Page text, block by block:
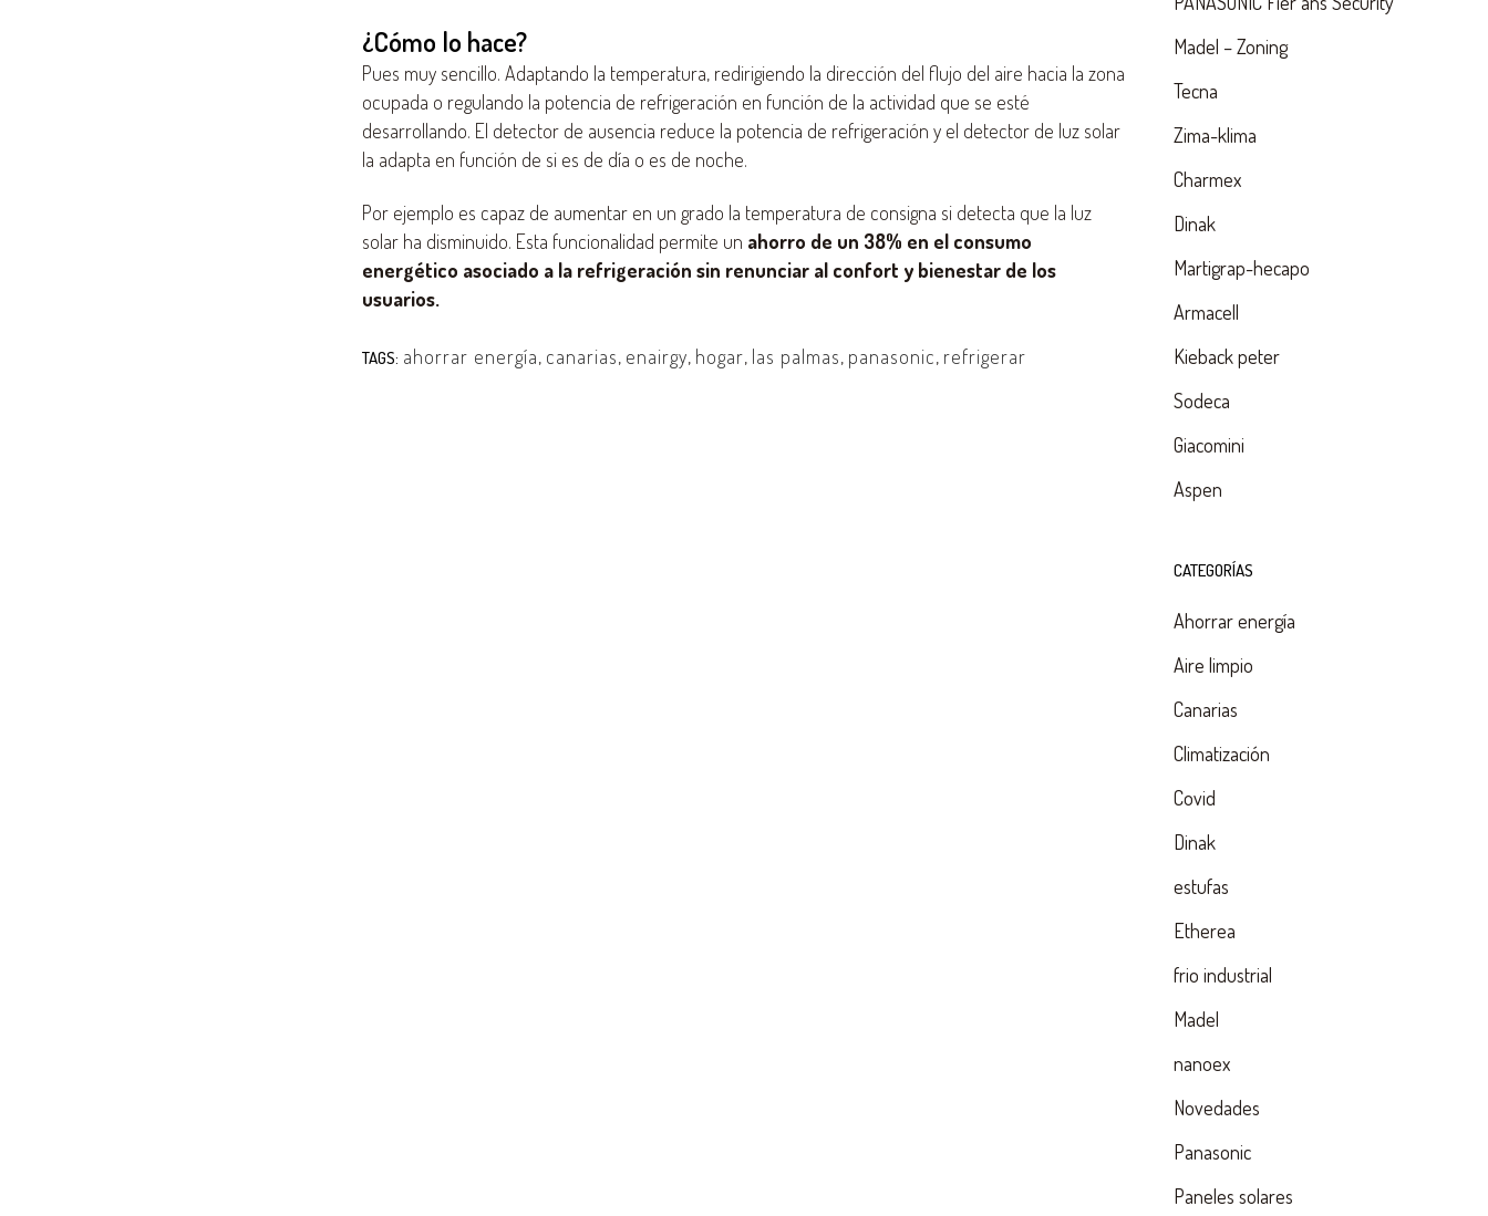
¿Cómo lo hace?
Pues muy sencillo. Adaptando la temperatura, redirigiendo la dirección del flujo del aire hacia la zona
ocupada o regulando la potencia de refrigeración en función de la actividad que se esté
desarrollando. El detector de ausencia reduce la potencia de refrigeración y el detector de luz solar
la adapta en función de si es de día o es de noche.
Por ejemplo es capaz de aumentar en un grado la temperatura de consigna si detecta que la luz
solar ha disminuido. Esta funcionalidad permite un ahorro de un 38% en el consumo
energético asociado a la refrigeración sin renunciar al confort y bienestar de los
usuarios.
TAGS: ahorrar energía, canarias, enairgy, hogar, las palmas, panasonic, refrigerar
Madel – Zoning
Tecna
Zima-klima
Charmex
Dinak
Martigrap-hecapo
Armacell
Kieback peter
Sodeca
Giacomini
Aspen
CATEGORÍAS
Ahorrar energía
Aire limpio
Canarias
Climatización
Covid
Dinak
estufas
Etherea
frio industrial
Madel
nanoex
Novedades
Panasonic
Paneles solares